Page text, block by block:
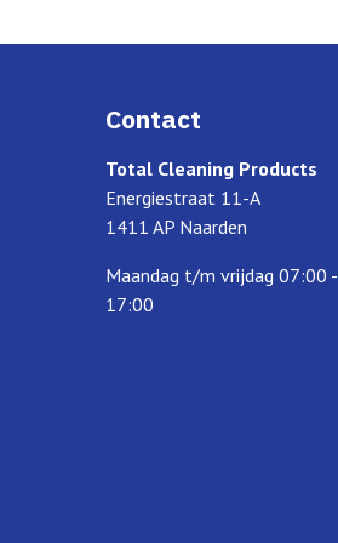
Contact
Total Cleaning Products
Energiestraat 11-A
1411 AP Naarden
Maandag t/m vrijdag 07:00 -
17:00